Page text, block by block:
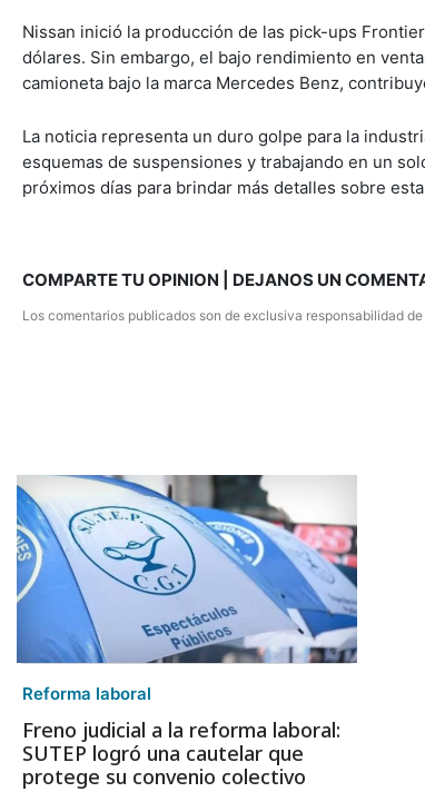
Nissan inició la producción de las pick-ups
dólares. Sin embargo, el bajo rendimiento en
camioneta bajo la marca Mercedes Benz,
La noticia representa un duro golpe para la
esquemas de suspensiones y trabajando en un
próximos días para brindar más detalles sobre
COMPARTE TU OPINION | DEJANOS UN
Los comentarios publicados son de exclusiva responsabilidad
Reforma laboral
Freno judicial a la reforma laboral:
SUTEP logró una cautelar que
protege su convenio colectivo